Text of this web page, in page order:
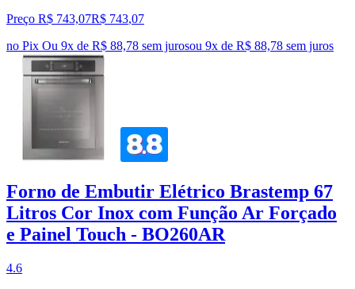
Preço R$ 743,07R$ 743,07
no Pix Ou 9x de R$ 88,78 sem jurosou 9x de R$ 88,78 sem juros
Forno de Embutir Elétrico Brastemp 67
Litros Cor Inox com Função Ar Forçado
e Painel Touch - BO260AR
4.6